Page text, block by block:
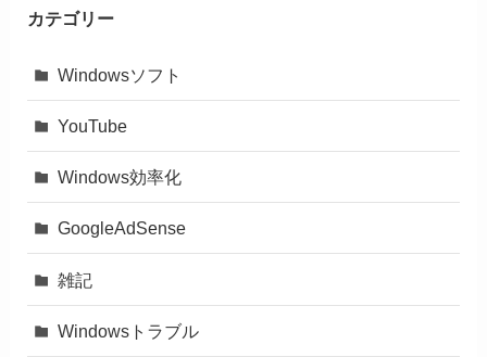
カテゴリー
Windowsソフト
YouTube
Windows効率化
GoogleAdSense
雑記
Windowsトラブル